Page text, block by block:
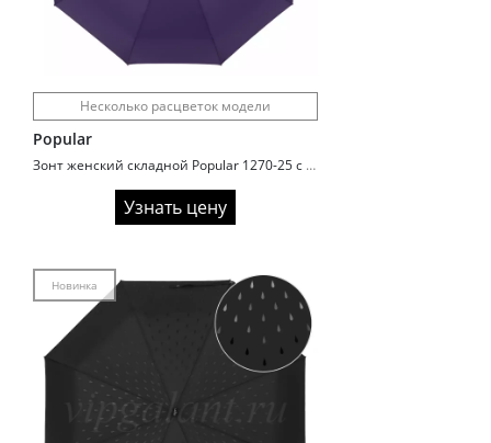
Несколько расцветок модели
Popular
Зонт женский складной Popular 1270-25 с увеличенным куполом
Узнать цену
Новинка